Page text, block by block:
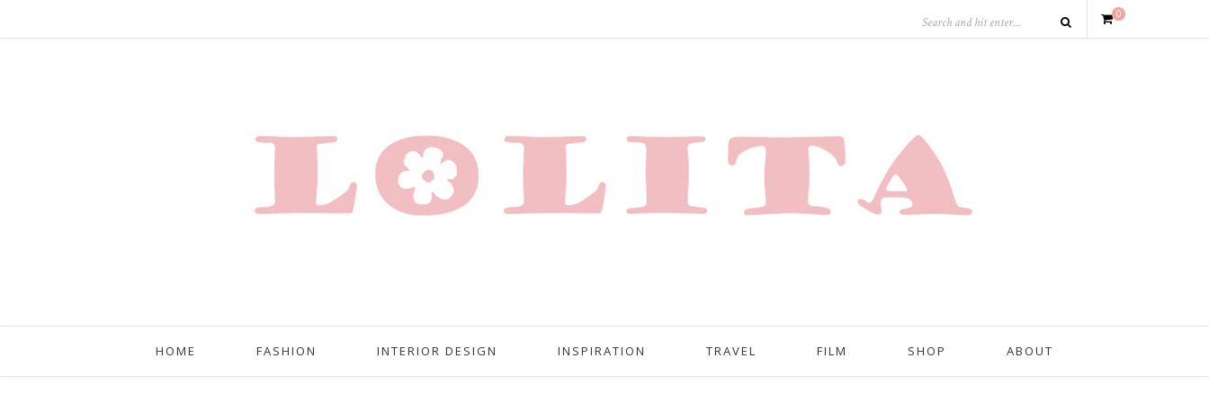
0
HOME FASHION INTERIOR DESIGN INSPIRATION TRAVEL FILM SHOP ABOUT